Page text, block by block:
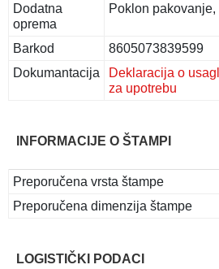
Dodatna
oprema
Poklon
Barkod
8605073839599
Dokumantacija
Deklaracija o
za upotrebu
INFORMACIJE O ŠTAMPI
Preporučena vrsta štampe
Preporučena dimenzija štampe
LOGISTIČKI PODACI